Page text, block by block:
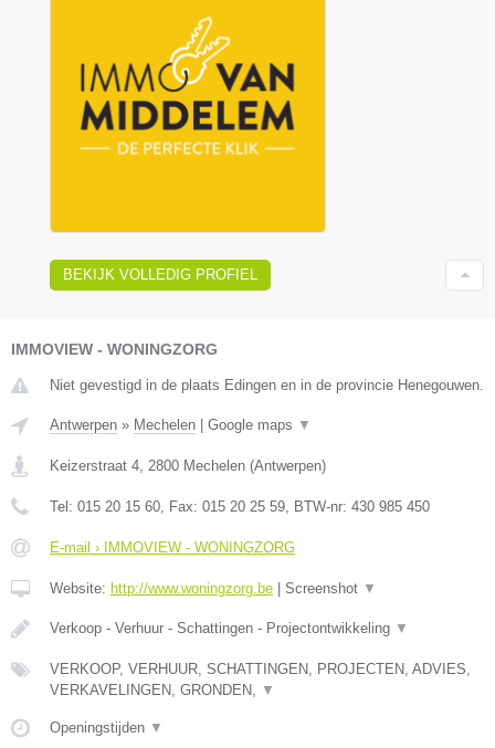
BEKIJK VOLLEDIG PROFIEL
IMMOVIEW - WONINGZORG
Niet gevestigd in de plaats Edingen en in de provincie Henegouwen.
Antwerpen » Mechelen Google maps ▼
Keizerstraat 4 2800 Mechelen (Antwerpen)
Tel: 015 20 15 60 , Fax: 015 20 25 59 , BTW-nr: 430 985 450
E-mail › IMMOVIEW - WONINGZORG
Website: http://www.woningzorg.be Screenshot ▼
Verkoop - Verhuur - Schattingen - Projectontwikkeling ▼
VERKOOP, VERHUUR, SCHATTINGEN, PROJECTEN, ADVIES,
VERKAVELINGEN, GRONDEN,
▼
Openingstijden ▼